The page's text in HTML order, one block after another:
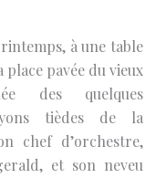
à une table
place pavée du vieux
des quelques
tièdes de la
chef d’orchestre,
et son neveu